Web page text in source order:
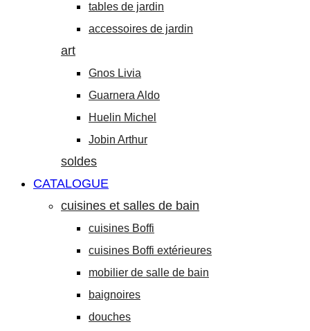
tables de jardin
accessoires de jardin
art
Gnos Livia
Guarnera Aldo
Huelin Michel
Jobin Arthur
soldes
CATALOGUE
cuisines et salles de bain
cuisines Boffi
cuisines Boffi extérieures
mobilier de salle de bain
baignoires
douches